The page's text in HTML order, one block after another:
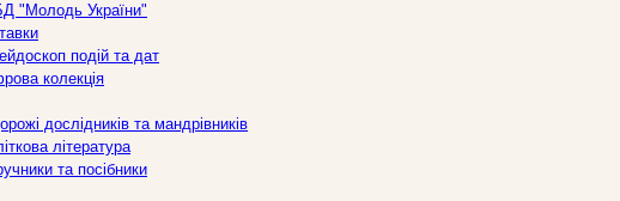
"Молодь України"
подій та дат
колекція
дослідників та мандрівників
література
та посібники